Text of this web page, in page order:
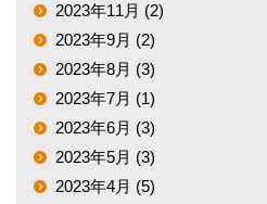
2023年11月 (2)
2023年9月 (2)
2023年8月 (3)
2023年7月 (1)
2023年6月 (3)
2023年5月 (3)
2023年4月 (5)